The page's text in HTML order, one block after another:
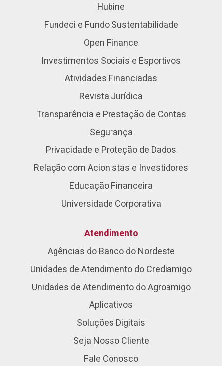
Hubine
Fundeci e Fundo Sustentabilidade
Open Finance
Investimentos Sociais e Esportivos
Atividades Financiadas
Revista Jurídica
Transparência e Prestação de Contas
Segurança
Privacidade e Proteção de Dados
Relação com Acionistas e Investidores
Educação Financeira
Universidade Corporativa
Atendimento
Agências do Banco do Nordeste
Unidades de Atendimento do Crediamigo
Unidades de Atendimento do Agroamigo
Aplicativos
Soluções Digitais
Seja Nosso Cliente
Fale Conosco